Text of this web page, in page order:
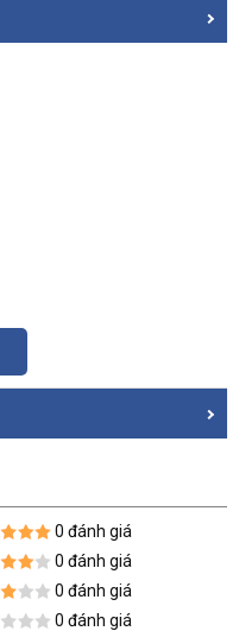
0 đánh giá
0 đánh giá
0 đánh giá
0 đánh giá